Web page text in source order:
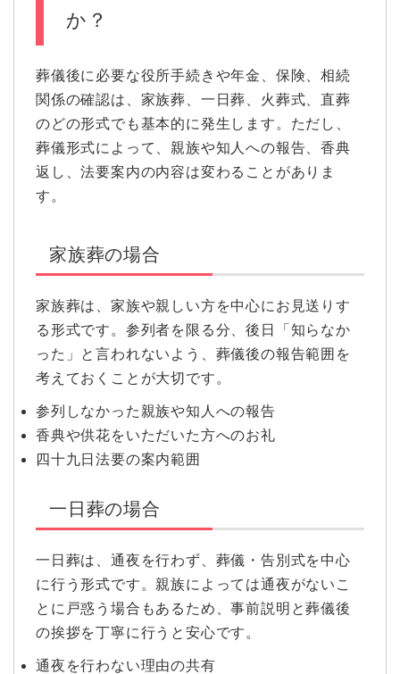
か？
葬儀後に必要な役所手続きや年金、保険、相続
関係の確認は、家族葬、一日葬、火葬式、直葬
のどの形式でも基本的に発生します。ただし、
葬儀形式によって、親族や知人への報告、香典
返し、法要案内の内容は変わることがありま
す。
家族葬の場合
家族葬は、家族や親しい方を中心にお見送りす
る形式です。参列者を限る分、後日「知らなか
った」と言われないよう、葬儀後の報告範囲を
考えておくことが大切です。
参列しなかった親族や知人への報告
香典や供花をいただいた方へのお礼
四十九日法要の案内範囲
一日葬の場合
一日葬は、通夜を行わず、葬儀・告別式を中心
に行う形式です。親族によっては通夜がないこ
とに戸惑う場合もあるため、事前説明と葬儀後
の挨拶を丁寧に行うと安心です。
通夜を行わない理由の共有